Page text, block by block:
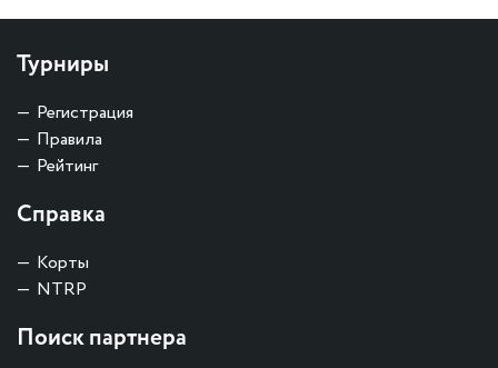
Турниры
Регистрация
Правила
Рейтинг
Справка
Корты
NTRP
Поиск партнера